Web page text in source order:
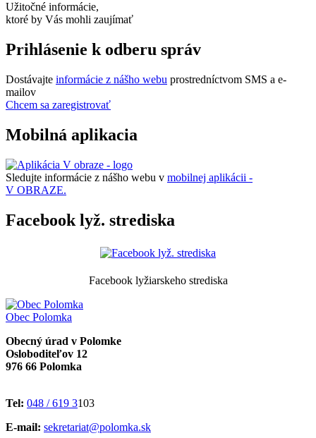
Užitočné informácie,
ktoré by Vás mohli zaujímať
Prihlásenie k odberu správ
Dostávajte informácie z nášho webu prostredníctvom SMS a e-
mailov
Chcem sa zaregistrovať
Mobilná aplikacia
Sledujte informácie z nášho webu v mobilnej aplikácii -
V OBRAZE.
Facebook lyž. strediska
Facebook lyžiarskeho strediska
Obec Polomka
Obecný úrad v Polomke
Osloboditeľov 12
976 66 Polomka
Tel: 048 / 619 3103
E-mail: sekretariat@polomka.sk